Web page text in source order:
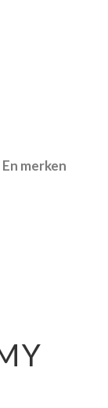
merken